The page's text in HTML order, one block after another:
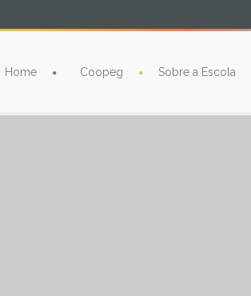
Home Coopeg Sobre a Escola